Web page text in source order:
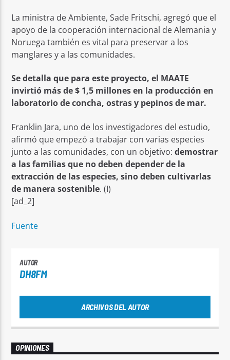
La ministra de Ambiente, Sade Fritschi, agregó que el
apoyo de la cooperación internacional de Alemania y
Noruega también es vital para preservar a los
manglares y a las comunidades.
Se detalla que para este proyecto, el MAATE
invirtió más de $ 1,5 millones en la producción en
laboratorio de concha, ostras y pepinos de mar.
Franklin Jara, uno de los investigadores del estudio,
afirmó que empezó a trabajar con varias especies
junto a las comunidades, con un objetivo: demostrar
a las familias que no deben depender de la
extracción de las especies, sino deben cultivarlas
de manera sostenible. (I)
[ad_2]
Fuente
AUTOR
DH8FM
ARCHIVOS DEL AUTOR
OPINIONES